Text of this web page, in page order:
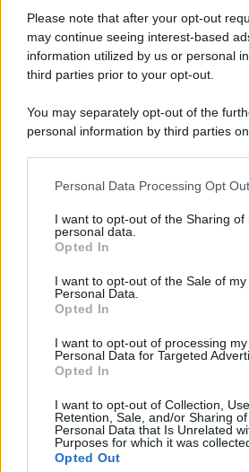
Please note that after your opt-out
may continue seeing interest-based
information utilized by us or personal
third parties prior to your opt-out.
You may separately opt-out of the
personal information by third parties
This information may also be
disclose it to other third parties.
Please note that this website/app uses
services and may gather and store
not limited to your visit or usage
grant or deny consent to Google and
consent section.
Personal Data Processing Opt
I want to opt-out of the Sharing of
personal data.
Opted In
I want to opt-out of the Sale of my
Personal Data.
Opted In
I want to opt-out of processing my
Personal Data for Targeted
Opted In
I want to opt-out of Collection, Use,
Retention, Sale, and/or Sharing
Personal Data that Is Unrelated
Purposes for which it was
Opted Out
Day Travel 365
Home Magazine 365
Cineverse Magazine
Francia
InvestirMag
Investieren24
UK
News Hub UK
Lgbtq News
Olanda